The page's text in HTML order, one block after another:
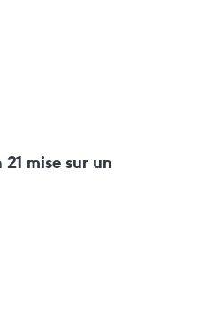
mise sur un